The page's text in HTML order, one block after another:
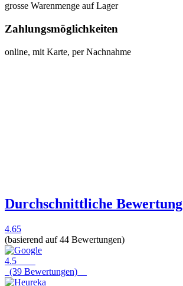
grosse Warenmenge auf Lager
Zahlungsmöglichkeiten
online, mit Karte, per Nachnahme
Durchschnittliche Bewertung
4.65
(basierend auf 44 Bewertungen)
4.5
(39 Bewertungen)